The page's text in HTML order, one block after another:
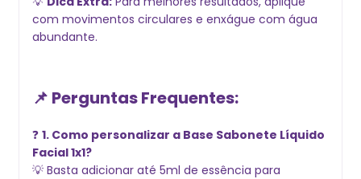
com movimentos circulares e enxágue com água
abundante.
📌 Perguntas Frequentes:
❓ 1. Como personalizar a Base Sabonete Líquido
Facial 1x1?
💡 Basta adicionar até 5ml de essência para